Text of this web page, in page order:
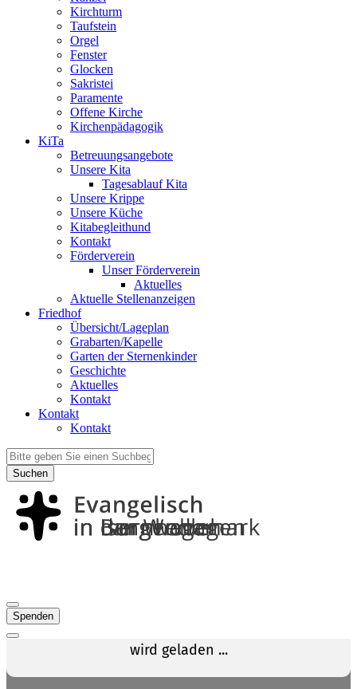
Kirchturm
Taufstein
Orgel
Fenster
Glocken
Sakristei
Paramente
Offene Kirche
Kirchenpädagogik
KiTa
Betreuungsangebote
Unsere Kita
Tagesablauf Kita
Unsere Krippe
Unsere Küche
Kitabegleithund
Kontakt
Förderverein
Unser Förderverein
Aktuelles
Aktuelle Stellenanzeigen
Friedhof
Übersicht/Lageplan
Grabarten/Kapelle
Garten der Sternenkinder
Geschichte
Aktuelles
Kontakt
Kontakt
Kontakt
Suchen
Spenden